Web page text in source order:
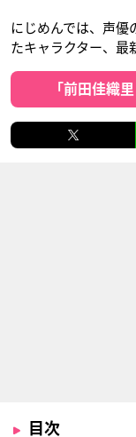
にじめんでは、声
たキャラクター、最
「前田佳織
目次